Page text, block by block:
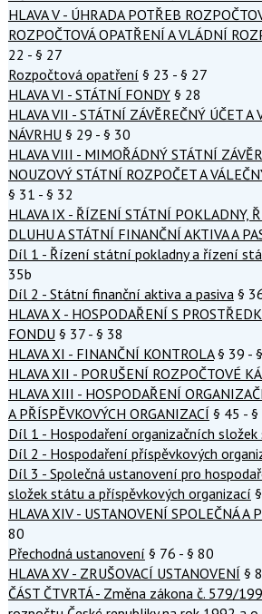
HLAVA V - ÚHRADA POTŘEB
ROZPOČTOVÁ OPATŘENÍ A VLÁDNÍ
22 - § 27
Rozpočtová opatření § 23 - § 27
HLAVA VI - STÁTNÍ FONDY § 28
HLAVA VII - STÁTNÍ ZÁVĚREČNÝ ÚČET A
NÁVRHU § 29 - § 30
HLAVA VIII - MIMOŘÁDNÝ STÁTNÍ
NOUZOVÝ STÁTNÍ ROZPOČET A
§ 31 - § 32
HLAVA IX - ŘÍZENÍ STÁTNÍ POKLADNY,
DLUHU A STÁTNÍ FINANČNÍ AKTIVA A
Díl 1 - Řízení státní pokladny a řízení
35b
Díl 2 - Státní finanční aktiva a pasiva §
HLAVA X - HOSPODAŘENÍ S
FONDU § 37 - § 38
HLAVA XI - FINANČNÍ KONTROLA § 39 -
HLAVA XII - PORUŠENÍ ROZPOČTOVÉ
HLAVA XIII - HOSPODAŘENÍ
A PŘÍSPĚVKOVÝCH ORGANIZACÍ § 45 - §
Díl 1 - Hospodaření organizačních
Díl 2 - Hospodaření příspěvkových
Díl 3 - Společná ustanovení pro
složek státu a příspěvkových organizací
HLAVA XIV - USTANOVENÍ SPOLEČNÁ A
80
Přechodná ustanovení § 76 - § 80
HLAVA XV - ZRUŠOVACÍ USTANOVENÍ §
ČÁST ČTVRTÁ - Změna zákona č. 579/